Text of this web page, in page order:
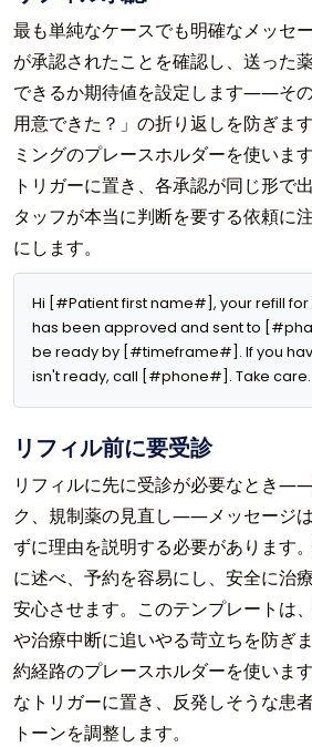
最も単純なケースでも明確なメッセ
が承認されたことを確認し、送った
できるか期待値を設定します――そ
用意できた？」の折り返しを防ぎま
ミングのプレースホルダーを使いま
トリガーに置き、各承認が同じ形で
タッフが本当に判断を要する依頼に
にします。
Hi [#Patient first name#], your refill
has been approved and sent to
be ready by [#timeframe#]. If you
isn't ready, call [#phone#]. Take care.
リフィル前に要受診
リフィルに先に受診が必要なとき
ク、規制薬の見直し――メッセージ
ずに理由を説明する必要があります
に述べ、予約を容易にし、安全に治
安心させます。このテンプレートは
や治療中断に追いやる苛立ちを防ぎ
約経路のプレースホルダーを使いま
なトリガーに置き、反発しそうな患
トーンを調整します。